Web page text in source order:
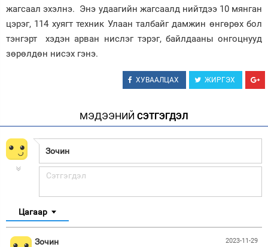
жагсаал эхэлнэ. Энэ удаагийн жагсаалд нийтдээ 10 мянган
цэрэг, 114 хуягт техник Улаан талбайг дамжин өнгөрөх бол
тэнгэрт хэдэн арван нислэг тэрэг, байлдааны онгоцнууд
зөрөлдөн нисэх гэнэ.
ХУВААЛЦАХ ЖИРГЭХ
МЭДЭЭНИЙ СЭТГЭГДЭЛ
Цагаар
2023-11-29
Зочин